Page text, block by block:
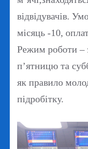
відвідувачів.
місяць -10,
Режим роботи –
п’ятницю та
як правило
підробітку.